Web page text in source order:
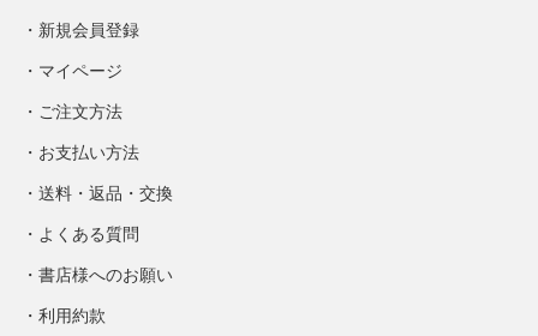
新規会員登録
マイページ
ご注文方法
お支払い方法
送料・返品・交換
よくある質問
書店様へのお願い
利用約款